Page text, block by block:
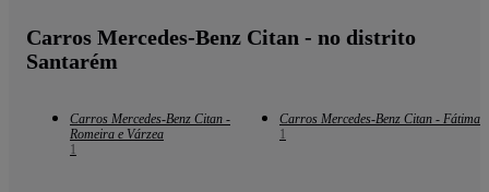
Carros Mercedes-Benz Citan - no distrito
Santarém
Carros Mercedes-Benz Citan -
Romeira e Várzea
1
Carros Mercedes-Benz Citan - Fátima
1